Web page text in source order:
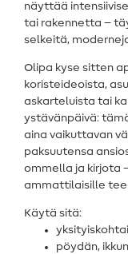
näyttää
tai rakennetta –
selkeitä,
Olipa kyse sitten
koristeideoista,
askarteluista tai
ystävänpäivä:
aina vaikuttavan
paksuutensa
ommella ja kirjota
ammattilaisille
Käytä sitä:
pöydän,